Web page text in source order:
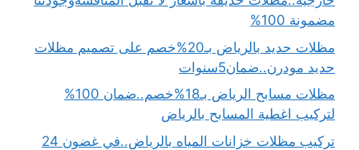
مضمونة 100%
مظلات حديد بالرياض بـ20%خصم على تصميم مظلات
حديد مودرن..ضمان5سنوات
مظلات مسابح الرياض بـ18%خصم..ضمان 100%
لتركيب اغطية المسابح بالرياض
تركيب مظلات خزانات المياه بالرياض..في غضون 24